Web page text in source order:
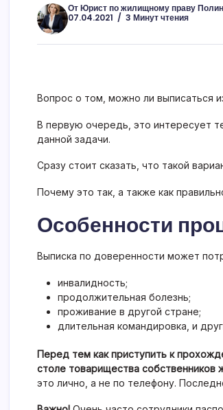
ОтЮрист по жилищному праву
07.04.2021
3 Минут чтения
Вопрос о том, можно ли выписаться
В первую очередь, это интересует
данной задачи.
Сразу стоит сказать, что такой
Почему это так, а также как
Особенности
Выписка по доверенности может
инвалидность;
продолжительная болезнь;
проживание в другой стране;
длительная командировка, и
Перед тем как приступить к
столе товарищества собственников
это лично, а не по телефону.